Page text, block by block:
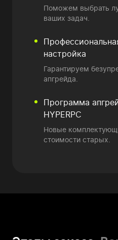
Поможем выбрать
ваших задач.
настройка
Гарантируем
апгрейда.
Программа
HYPERPC
Новые
стоимости старых.